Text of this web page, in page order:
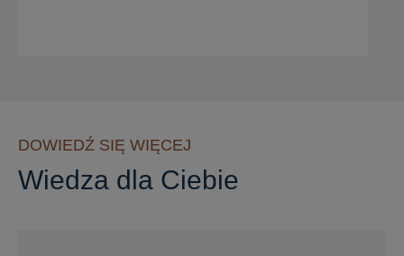
DOWIEDŹ SIĘ WIĘCEJ
Wiedza dla Ciebie